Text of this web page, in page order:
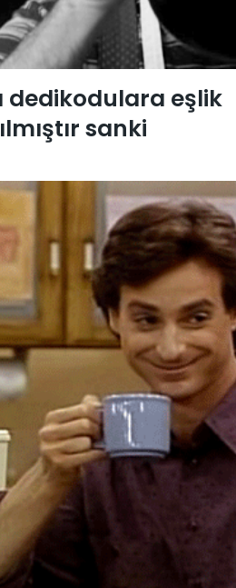
dedikodulara eşlik
sanki